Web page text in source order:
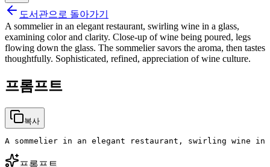
도서관으로 돌아가기
A sommelier in an elegant restaurant, swirling wine in a glass,
examining color and clarity. Close-up of wine being poured, legs
flowing down the glass. The sommelier savors the aroma, then tastes
thoughtfully. Sophisticated, refined, appreciation of wine culture.
프롬프트
복사
A sommelier in an elegant restaurant, swirling wine
프롬프트